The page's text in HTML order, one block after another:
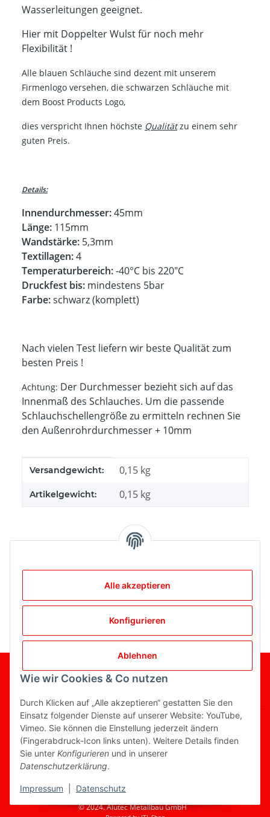
Wasserleitungen geeignet.
Hier mit Doppelter Wulst für noch mehr
Flexibilität !
Alle blauen Schläuche sind dezent mit unserem
Firmenlogo versehen, die schwarzen Schläuche mit
dem Boost Products Logo,
dies verspricht Ihnen höchste Qualitätzu einem sehr
guten Preis.
Details:
Innendurchmesser:45mm
Länge: 115mm
Wandstärke: 5,3mm
Textillagen:4
Temperaturbereich:-40°C bis 220"C
Druckfest bis: mindestens 5bar
Farbe:schwarz (komplett)
Nach vielen Test liefern wir beste Qualität zum
besten Preis !
Achtung: Der Durchmesser bezieht sich auf das
Innenmaß des Schlauches. Um die passende
Schlauchschellengröße zu ermitteln rechnen Sie
den Außenrohrdurchmesser + 10mm
Produkteigenschaft
Wert
Versandgewicht: 0,15 kg
Artikelgewicht: 0,15 kg
Bewertungen
Gesetzliche Informationen
Informationen
Vertrag widerrufen
* Alle Preise inkl. gesetzlicher USt., zzgl.
© 2024. Alutec Metallbau GmbH
Alle akzeptieren
Konfigurieren
Ablehnen
Wie wir Cookies & Co nutzen
Durch Klicken auf „Alle akzeptieren“ gestatten Sie den
Einsatz folgender Dienste auf unserer Website: YouTube,
Vimeo. Sie können die Einstellung jederzeit ändern
(Fingerabdruck-Icon links unten). Weitere Details finden
Sie unter Konfigurieren und in unserer
Datenschutzerklärung.
Impressum Datenschutz